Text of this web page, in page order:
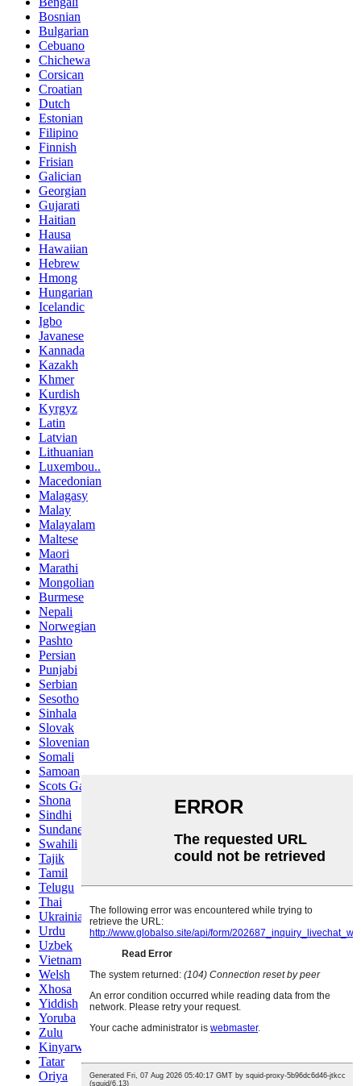
Bosnian
Bulgarian
Cebuano
Chichewa
Corsican
Croatian
Dutch
Estonian
Filipino
Finnish
Frisian
Galician
Georgian
Gujarati
Haitian
Hausa
Hawaiian
Hebrew
Hmong
Hungarian
Icelandic
Igbo
Javanese
Kannada
Kazakh
Khmer
Kurdish
Kyrgyz
Latin
Latvian
Lithuanian
Luxembou..
Macedonian
Malagasy
Malay
Malayalam
Maltese
Maori
Marathi
Mongolian
Burmese
Nepali
Norwegian
Pashto
Persian
Punjabi
Serbian
Sesotho
Sinhala
Slovak
Slovenian
Somali
Samoan
Scots Gaelic
Shona
Sindhi
Sundanese
Swahili
Tajik
Tamil
Telugu
Thai
Ukrainian
Urdu
Uzbek
Vietnamese
Welsh
Xhosa
Yiddish
Yoruba
Zulu
Kinyarwanda
Tatar
Oriya